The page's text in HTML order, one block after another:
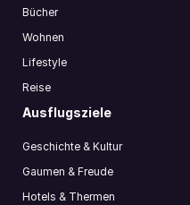
Bücher
Wohnen
Lifestyle
Reise
Ausflugsziele
Geschichte & Kultur
Gaumen & Freude
Hotels & Thermen